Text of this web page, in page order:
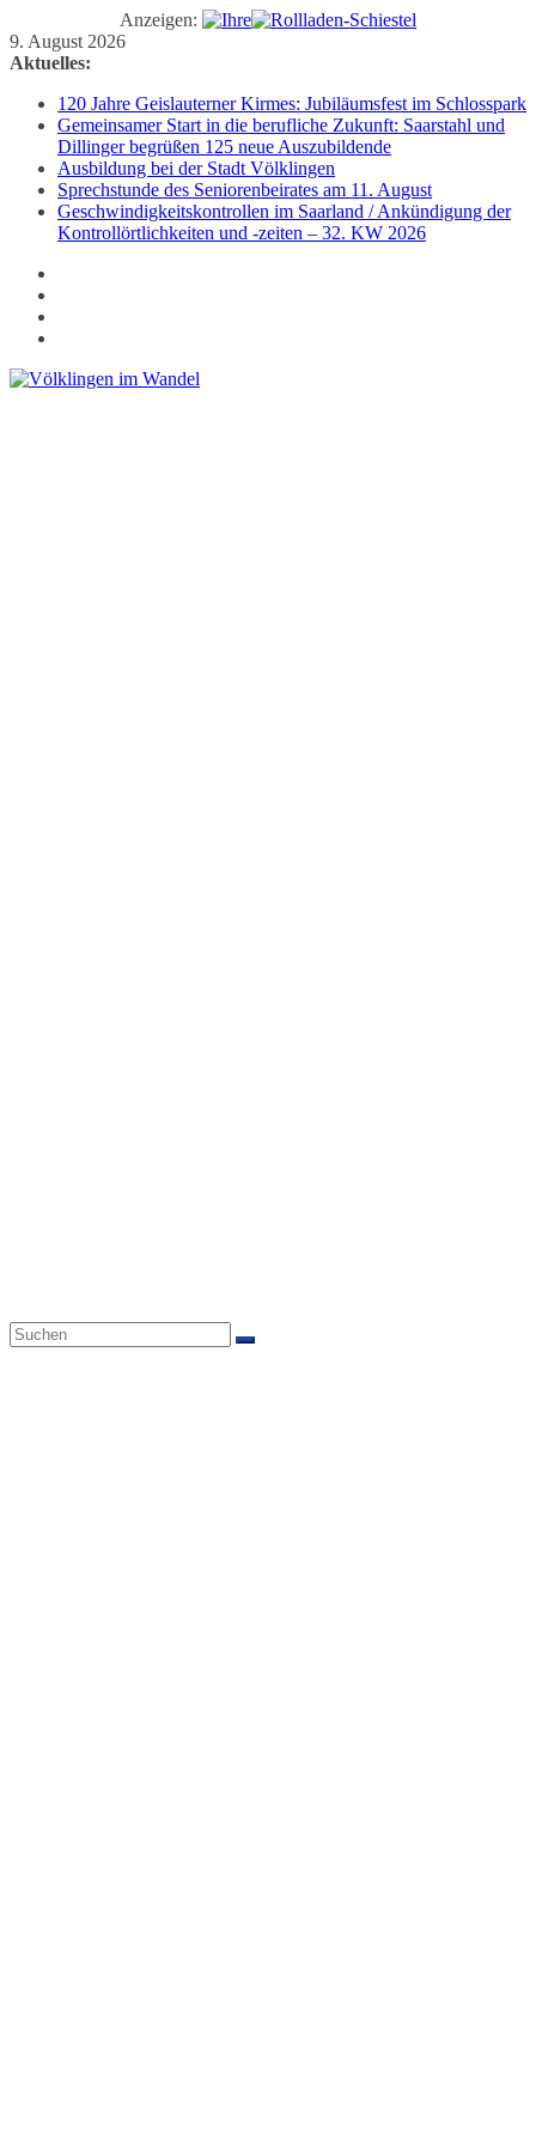
Anzeigen:
Zum
Inhalt
9. August 2026
Aktuelles:
120 Jahre Geislauterner Kirmes: Jubiläumsfest im Schlosspark
Gemeinsamer Start in die berufliche Zukunft: Saarstahl und
Dillinger begrüßen 125 neue Auszubildende
Ausbildung bei der Stadt Völklingen
Sprechstunde des Seniorenbeirates am 11. August
Geschwindigkeitskontrollen im Saarland / Ankündigung der
Kontrollörtlichkeiten und -zeiten – 32. KW 2026